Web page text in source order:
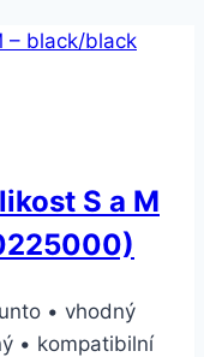
S a M
• vhodný
• kompatibilní